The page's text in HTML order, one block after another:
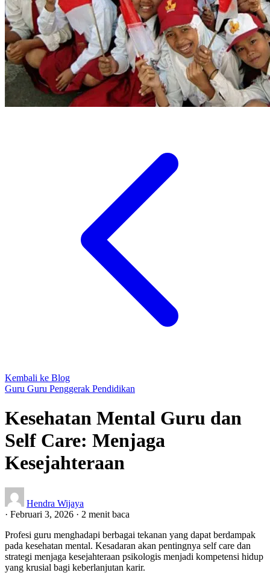
Kembali ke Blog
Guru Guru Penggerak Pendidikan
Kesehatan Mental Guru dan
Self Care: Menjaga
Kesejahteraan
Hendra Wijaya
· Februari 3, 2026 · 2 menit baca
Profesi guru menghadapi berbagai tekanan yang dapat berdampak
pada kesehatan mental. Kesadaran akan pentingnya self care dan
strategi menjaga kesejahteraan psikologis menjadi kompetensi hidup
yang krusial bagi keberlanjutan karir.